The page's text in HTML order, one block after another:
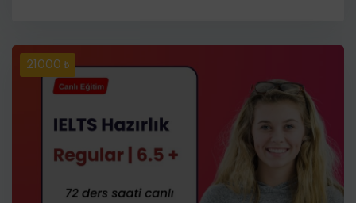
21000 ₺